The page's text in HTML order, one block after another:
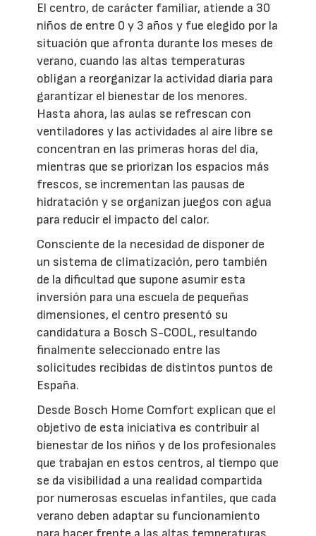
El centro, de carácter familiar, atiende a 30
niños de entre 0 y 3 años y fue elegido por la
situación que afronta durante los meses de
verano, cuando las altas temperaturas
obligan a reorganizar la actividad diaria para
garantizar el bienestar de los menores.
Hasta ahora, las aulas se refrescan con
ventiladores y las actividades al aire libre se
concentran en las primeras horas del día,
mientras que se priorizan los espacios más
frescos, se incrementan las pausas de
hidratación y se organizan juegos con agua
para reducir el impacto del calor.
Consciente de la necesidad de disponer de
un sistema de climatización, pero también
de la dificultad que supone asumir esta
inversión para una escuela de pequeñas
dimensiones, el centro presentó su
candidatura a Bosch S-COOL, resultando
finalmente seleccionado entre las
solicitudes recibidas de distintos puntos de
España.
Desde Bosch Home Comfort explican que el
objetivo de esta iniciativa es contribuir al
bienestar de los niños y de los profesionales
que trabajan en estos centros, al tiempo que
se da visibilidad a una realidad compartida
por numerosas escuelas infantiles, que cada
verano deben adaptar su funcionamiento